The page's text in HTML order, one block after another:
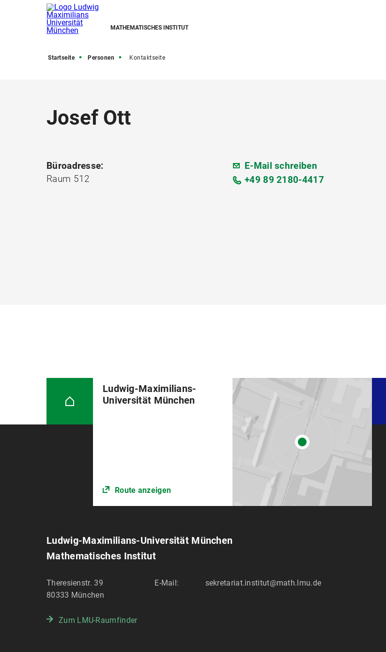
MATHEMATISCHES INSTITUT
Startseite Personen Kontaktseite
Josef Ott
Büroadresse:
Raum 512
E-Mail schreiben
+49 89 2180-4417
Ludwig-Maximilians-
Universität München
Route anzeigen
Ludwig-Maximilians-Universität München
Mathematisches Institut
Theresienstr. 39
80333 München
E-Mail: sekretariat.institut@math.lmu.de
Zum LMU-Raumfinder